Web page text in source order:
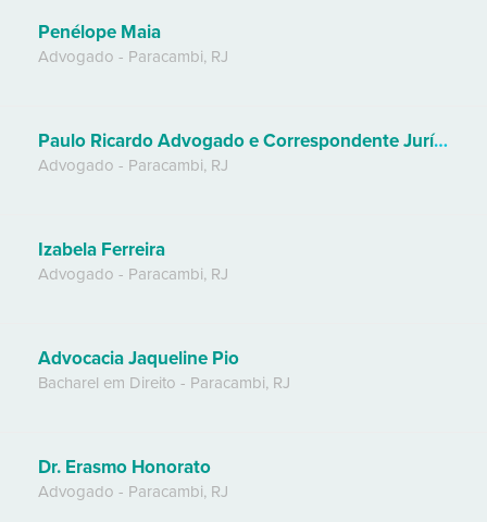
Penélope Maia
Advogado - Paracambi, RJ
Paulo Ricardo Advogado e Correspondente Jurídico
Advogado - Paracambi, RJ
Izabela Ferreira
Advogado - Paracambi, RJ
Advocacia Jaqueline Pio
Bacharel em Direito - Paracambi, RJ
Dr. Erasmo Honorato
Advogado - Paracambi, RJ